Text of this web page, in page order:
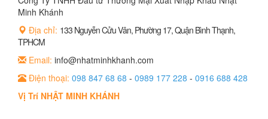
Minh Khánh
Địa chỉ: 133 Nguyễn Cửu Vân, Phường 17, Quận Bình Thạnh,
TPHCM
Email: info@nhatminhkhanh.com
Điện thoại: 098 847 68 68 - 0989 177 228 - 0916 688 428
Vị Trí NHẬT MINH KHÁNH